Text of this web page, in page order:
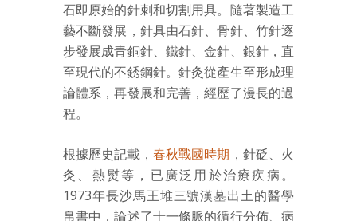
石即原始的針刺和切割用具。隨著製造工
藝不斷發展，針具由石針、骨針、竹針逐
步發展成青銅針、鐵針、金針、銀針，直
至現代的不銹鋼針。針灸從產生至形成理
論體系，再發展和完善，經歷了漫長的過
程。
根據歷史記載， 春秋戰國時期 ，針砭、火
灸、熱熨等，已廣泛用於治療疾病。
1973年長沙馬王堆三號漢墓出土的醫學
帛書中，論述了十一條脈的循行分佈、病